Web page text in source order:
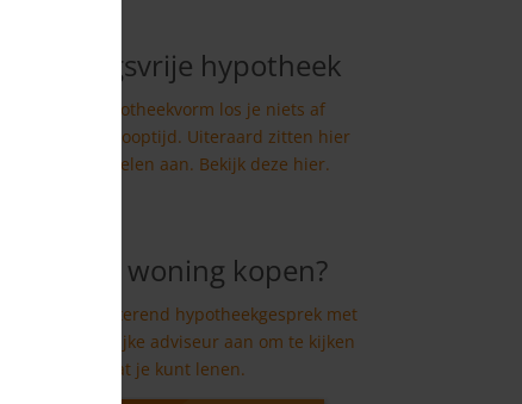
Aflossingsvrije hypotheek
Bij deze hypotheekvorm los je niets af
gedurende de looptijd. Uiteraard zitten hier
voor- en nadelen aan. Bekijk deze hier.
Nieuwe woning kopen?
Vraag een oriënterend hypotheekgesprek met
een onafhankelijke adviseur aan om te kijken
wat je kunt lenen.